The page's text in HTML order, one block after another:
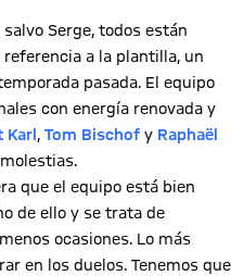
Serge, todos están
a la plantilla, un
pasada. El equipo
con energía renovada y
Karl , Tom Bischof y Raphaël
que el equipo está bien
de ello y se trata de
ocasiones. Lo más
en los duelos. Tenemos que